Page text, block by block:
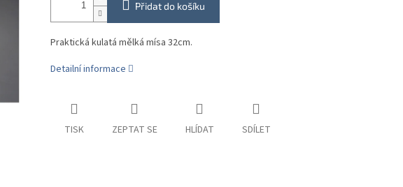
Přidat do košíku
Praktická kulatá mělká mísa 32cm.
Detailní informace
TISK ZEPTAT SE HLÍDAT SDÍLET